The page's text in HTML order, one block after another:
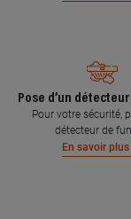
Pose d’un
Pour votre sécurité,
détecteur de
En savoir plus